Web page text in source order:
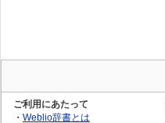
ご利用にあたって
・ Weblio辞書とは